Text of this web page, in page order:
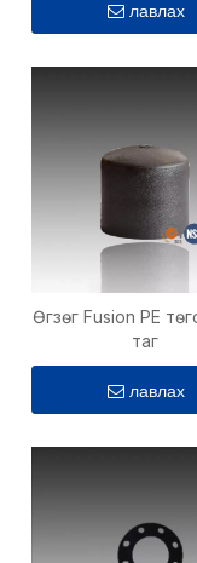
лавлах
Өгзөг Fusion PE
таг
лавлах